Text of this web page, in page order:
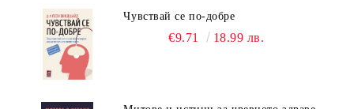
Чувствай се по-добре
€9.71 18.99 лв.